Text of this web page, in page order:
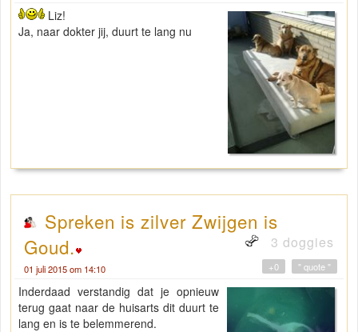
Liz!
Ja, naar dokter jij, duurt te lang nu
Spreken is zilver Zwijgen is
Goud.
3 doggies
01 juli 2015 om 14:10 " quote "
+0
Inderdaad verstandig dat je opnieuw
terug gaat naar de huisarts dit duurt te
lang en is te belemmerend.